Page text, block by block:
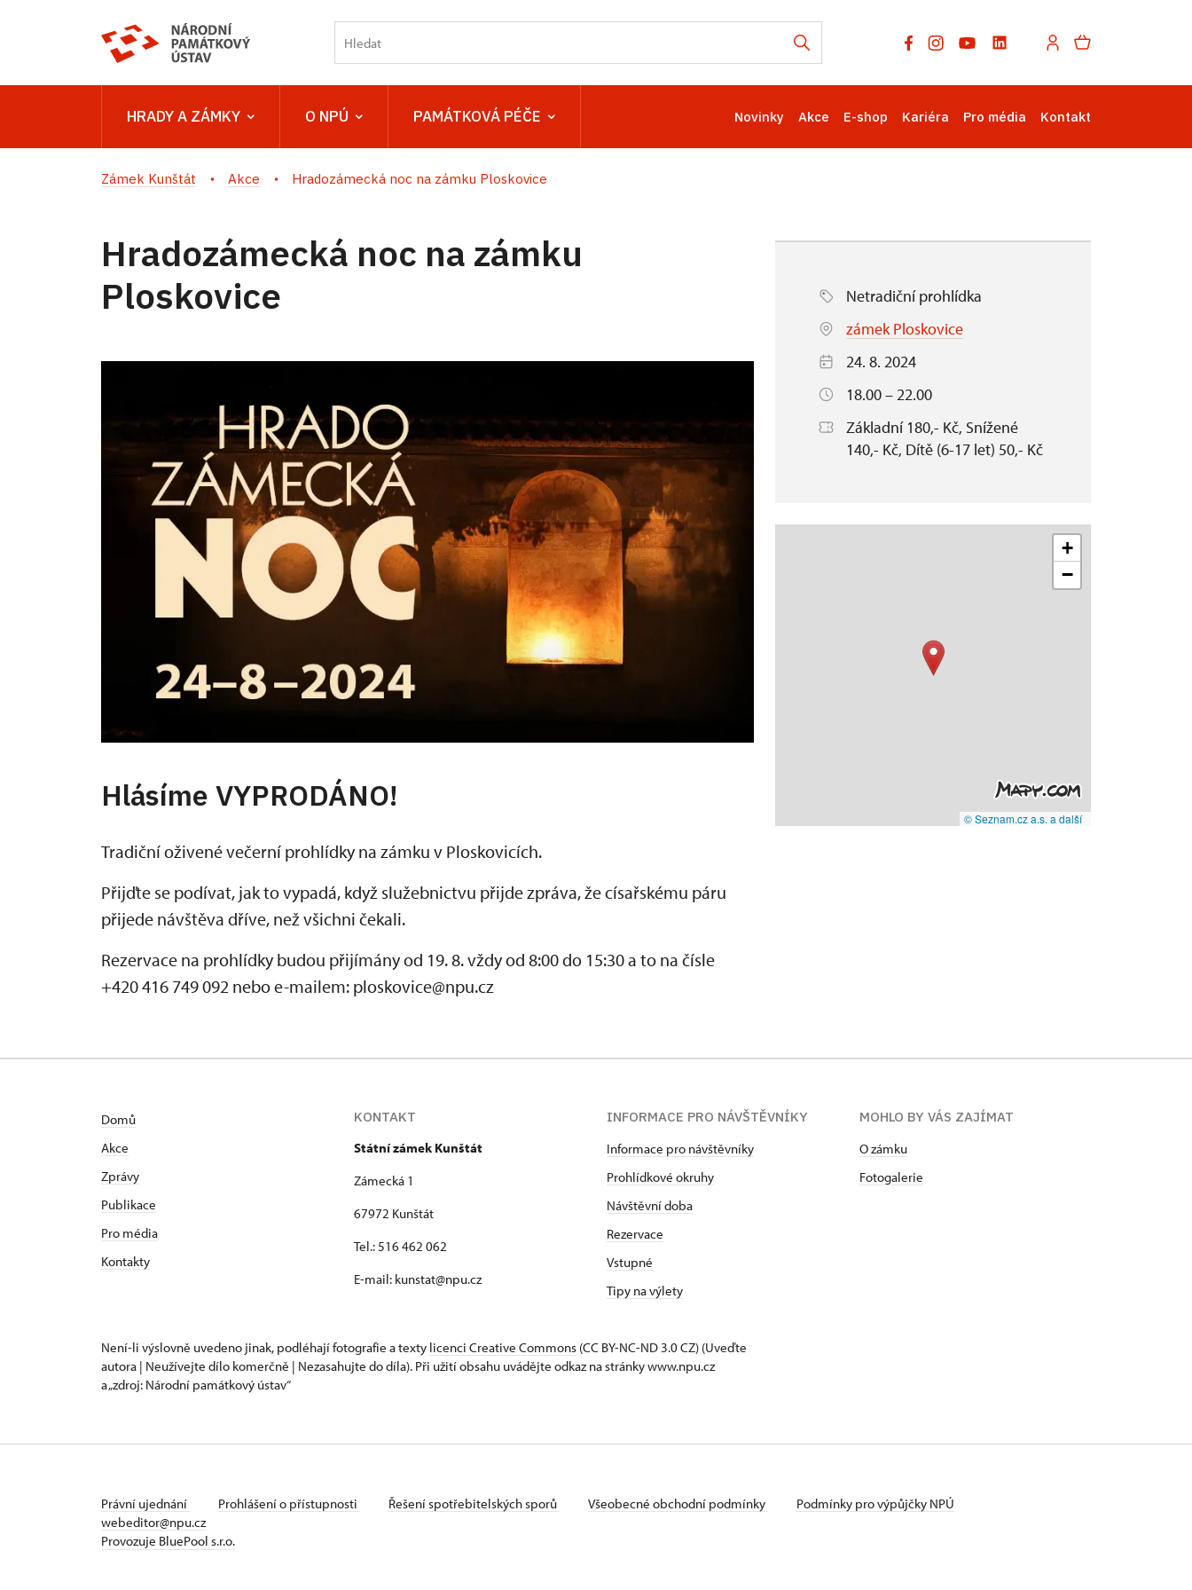
HRADY A ZÁMKY O NPÚ PAMÁTKOVÁ PÉČE Novinky Akce E-shop Kariéra Pro média Kontakt
Zámek Kunštát Akce Hradozámecká noc na zámku Ploskovice
Hradozámecká noc na zámku
Ploskovice
Hlásíme VYPRODÁNO!
Tradiční oživené večerní prohlídky na zámku v Ploskovicích.
Přijďte se podívat, jak to vypadá, když služebnictvu přijde zpráva, že císařskému páru
přijede návštěva dříve, než všichni čekali.
Rezervace na prohlídky budou přijímány od 19. 8. vždy od 8:00 do 15:30 a to na čísle
+420 416 749 092 nebo e-mailem: ploskovice@npu.cz
Netradiční prohlídka
zámek Ploskovice
24. 8. 2024
18.00 – 22.00
Základní 180,- Kč, Snížené
140,- Kč, Dítě (6-17 let) 50,- Kč
+
−
© Seznam.cz a.s. a další
Domů
Akce
Zprávy
Publikace
Pro média
Kontakty
KONTAKT
Státní zámek Kunštát
Zámecká 1
67972 Kunštát
Tel.: 516 462 062
E-mail: kunstat@npu.cz
INFORMACE PRO NÁVŠTĚVNÍKY
Informace pro návštěvníky
Prohlídkové okruhy
Návštěvní doba
Rezervace
Vstupné
Tipy na výlety
MOHLO BY VÁS ZAJÍMAT
O zámku
Fotogalerie
Není-li výslovně uvedeno jinak, podléhají fotografie a texty licenci Creative Commons (CC BY-NC-ND 3.0 CZ) (Uveďte
autora | Neužívejte dílo komerčně | Nezasahujte do díla). Při užití obsahu uvádějte odkaz na stránky www.npu.cz
a „zdroj: Národní památkový ústav“
Právní ujednání Prohlášení o přístupnosti Řešení spotřebitelských sporů Všeobecné obchodní podmínky
Podmínky pro výpůjčky NPÚ
webeditor@npu.cz
Provozuje BluePool s.r.o.